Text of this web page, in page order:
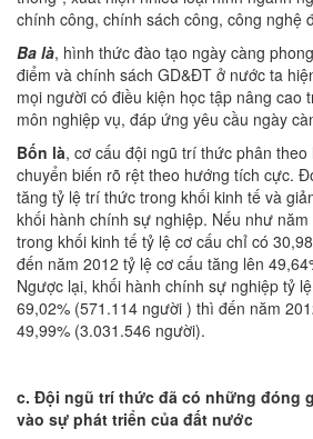
chính công, chính sách công, công nghệ
Ba là, hình thức đào tạo ngày càng
điểm và chính sách GD&ĐT ở nước ta
mọi người có điều kiện học tập nâng cao
môn nghiệp vụ, đáp ứng yêu cầu ngày
Bốn là, cơ cấu đội ngũ trí thức phân
chuyển biến rõ rệt theo hướng tích cực.
tăng tỷ lệ trí thức trong khối kinh tế và
khối hành chính sự nghiệp. Nếu như
trong khối kinh tế tỷ lệ cơ cấu chỉ có
đến năm 2012 tỷ lệ cơ cấu tăng lên
Ngược lại, khối hành chính sự nghiệp tỷ
69,02% (571.114 người ) thì đến năm
49,99% (3.031.546 người).
c. Đội ngũ trí thức đã có những đóng
vào sự phát triển của đất nước